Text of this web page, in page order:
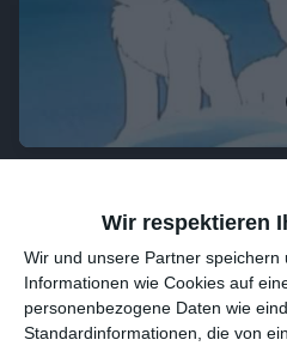
Wir respektieren
Wir und unsere 1538 Partner
Informationen wie Cookies auf
personenbezogene Daten wie
Standardinformationen, die von
Die Polarbärchen
Kompletter Film
Inhalt:Die beiden Polarbärchen
ihren ersten Frühling am Nordpol